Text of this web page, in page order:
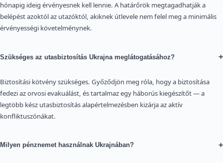
hónapig ideig érvényesnek kell lennie. A határőrök megtagadhatják a
belépést azoktól az utazóktól, akiknek útlevele nem felel meg a minimális
érvényességi követelménynek.
Szükséges az utasbiztosítás Ukrajna meglátogatásához? +
Biztosítási kötvény szükséges. Győződjön meg róla, hogy a biztosítása
fedezi az orvosi evakuálást, és tartalmaz egy háborús kiegészítőt — a
legtöbb kész utasbiztosítás alapértelmezésben kizárja az aktív
konfliktuszónákat.
Milyen pénznemet használnak Ukrajnában? +